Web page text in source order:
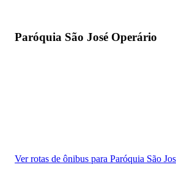
Paróquia São José Operário
Ver rotas de ônibus para Paróquia São